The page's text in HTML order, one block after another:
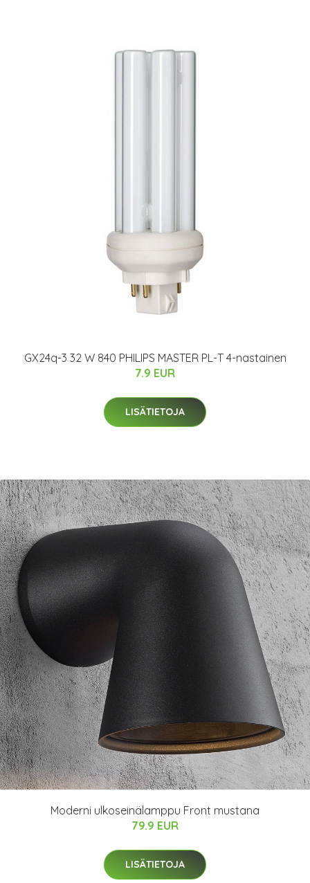
GX24q-3 32 W 840 PHILIPS MASTER PL-T 4-nastainen
7.9 EUR
LISÄTIETOJA
Moderni ulkoseinälamppu Front mustana
79.9 EUR
LISÄTIETOJA